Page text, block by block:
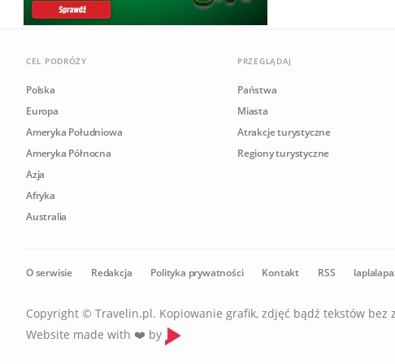
CEL PODRÓŻY
Polska
Europa
Ameryka Południowa
Ameryka Północna
Azja
Afryka
Australia
PRZEGLĄDAJ
Państwa
Miasta
Atrakcje turystyczne
Regiony turystyczne
O serwisie Redakcja Polityka prywatności Kontakt RSS
Copyright © Travelin.pl. Kopiowanie grafik, zdjęć bądź tekstów bez
Website made with ❤️ by